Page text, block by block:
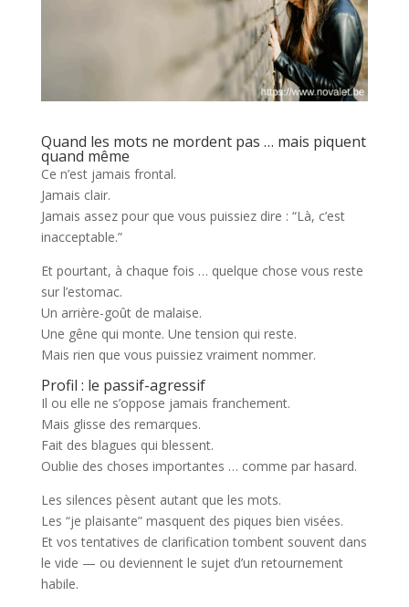
Quand les mots ne mordent pas … mais piquent
quand même
Ce n’est jamais frontal.
Jamais clair.
Jamais assez pour que vous puissiez dire : “Là, c’est
inacceptable.”
Et pourtant, à chaque fois … quelque chose vous reste
sur l’estomac.
Un arrière-goût de malaise.
Une gêne qui monte. Une tension qui reste.
Mais rien que vous puissiez vraiment nommer.
Profil : le passif-agressif
Il ou elle ne s’oppose jamais franchement.
Mais glisse des remarques.
Fait des blagues qui blessent.
Oublie des choses importantes … comme par hasard.
Les silences pèsent autant que les mots.
Les “je plaisante” masquent des piques bien visées.
Et vos tentatives de clarification tombent souvent dans
le vide — ou deviennent le sujet d’un retournement
habile.